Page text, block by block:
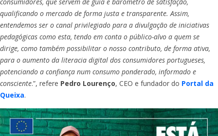
qualificando o mercado de forma justa e transparente. Assim,
entendemos ser o canal privilegiado para a divulgação de iniciativas
pedagógicas como esta, tendo em conta o público-alvo a quem se
dirige, como também possibilitar o nosso contributo, de forma ativa,
para o aumento da literacia digital dos consumidores portugueses,
potenciando a confiança num consumo ponderado, informado e
consciente.”, refere Pedro Lourenço, CEO e fundador do Portal da
Queixa.